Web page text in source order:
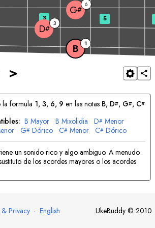
>
B 1
D# 3
G# 6
3 5
formula 1, 3, 6, 9 en las notas B, D#, G#, C#
B Mayor B Mixolidia D# Menor
G# Dórico C# Menor C# Dórico
un sonido rico y algo ambiguo. A menudo
de los acordes mayores o los acordes
Privacy · English UkeBuddy © 2010